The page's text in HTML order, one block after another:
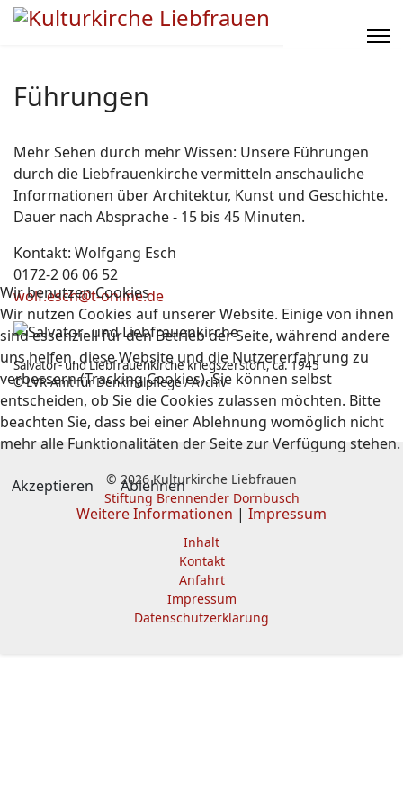
Führungen
Mehr Sehen durch mehr Wissen: Unsere Führungen
durch die Liebfrauenkirche vermitteln anschauliche
Informationen über Architektur, Kunst und Geschichte.
Dauer nach Absprache - 15 bis 45 Minuten.
Kontakt: Wolfgang Esch
0172-2 06 06 52
wolf.esch@t-online.de
Salvator- und Liebfrauenkirche kriegszerstört, ca. 1945
© LVR-Amt für Denkmalpflege / Archiv
© 2026 Kulturkirche Liebfrauen
Stiftung Brennender Dornbusch
Inhalt
Kontakt
Anfahrt
Impressum
Datenschutzerklärung
Wir benutzen Cookies
Wir nutzen Cookies auf unserer Website. Einige von ihnen
sind essenziell für den Betrieb der Seite, während andere
uns helfen, diese Website und die Nutzererfahrung zu
verbessern (Tracking Cookies). Sie können selbst
entscheiden, ob Sie die Cookies zulassen möchten. Bitte
beachten Sie, dass bei einer Ablehnung womöglich nicht
mehr alle Funktionalitäten der Seite zur Verfügung stehen.
Akzeptieren
Ablehnen
Weitere Informationen | Impressum